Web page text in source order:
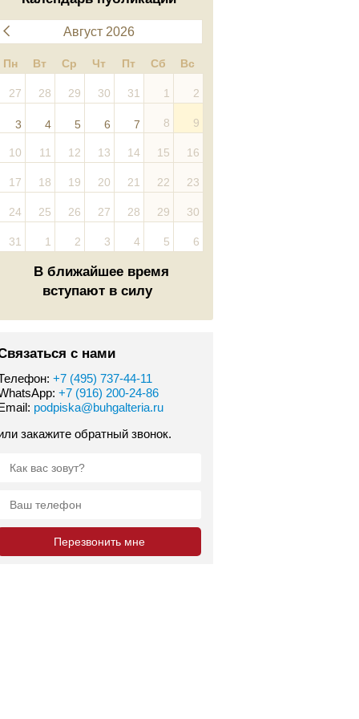
Август 2026
Пн Вт Ср Чт Пт Сб Вс
27 28 29 30 31 1 2
3 4 5 6 7 8 9
10 11 12 13 14 15 16
17 18 19 20 21 22 23
24 25 26 27 28 29 30
31 1 2 3 4 5 6
В ближайшее время
вступают в силу
с нами
+7 (495) 737-44-11
+7 (916) 200-24-86
podpiska@buhgalteria.ru
закажите обратный звонок.